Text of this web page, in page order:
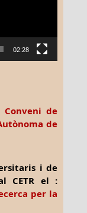
02:28
Conveni de
de
i de
CETR el :
per la